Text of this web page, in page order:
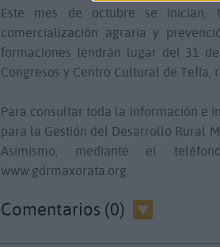
Este mes de octubre se inician,
comercialización agraria y
formaciones tendrán lugar del 31
Congresos y Centro Cultural de Tefía,
Para consultar toda la información e
para la Gestión del Desarrollo Rural
Asimismo, mediante el
www.gdrmaxorata.org.
Comentarios (0)